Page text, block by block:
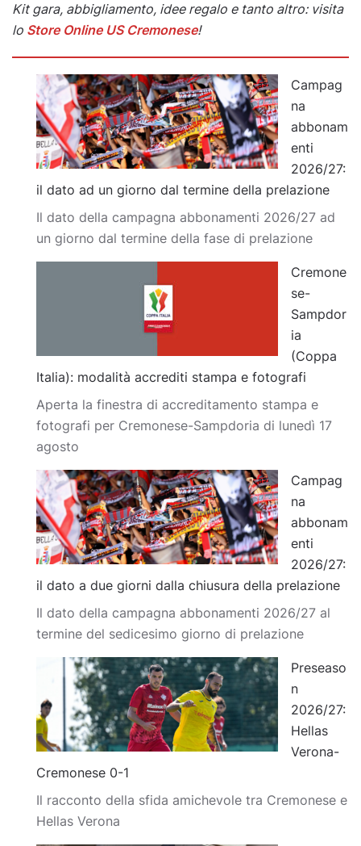
Kit gara, abbigliamento, idee regalo e tanto altro: visita
lo Store Online US Cremonese!
Campag
na
abbonam
enti
2026/27:
il dato ad un giorno dal termine della prelazione
Il dato della campagna abbonamenti 2026/27 ad
un giorno dal termine della fase di prelazione
Cremone
se-
Sampdor
ia
(Coppa
Italia): modalità accrediti stampa e fotografi
Aperta la finestra di accreditamento stampa e
fotografi per Cremonese-Sampdoria di lunedì 17
agosto
Campag
na
abbonam
enti
2026/27:
il dato a due giorni dalla chiusura della prelazione
Il dato della campagna abbonamenti 2026/27 al
termine del sedicesimo giorno di prelazione
Preseaso
n
2026/27:
Hellas
Verona-
Cremonese 0-1
Il racconto della sfida amichevole tra Cremonese e
Hellas Verona